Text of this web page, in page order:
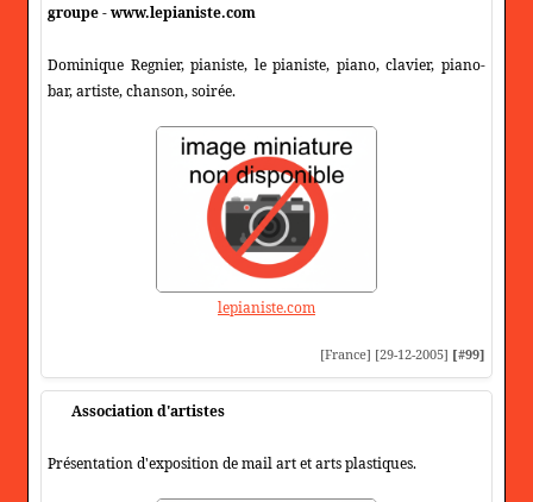
groupe - www.lepianiste.com
Dominique Regnier, pianiste, le pianiste, piano, clavier, piano-
bar, artiste, chanson, soirée.
lepianiste.com
[France] [29-12-2005] [#99]
Association d'artistes
Présentation d'exposition de mail art et arts plastiques.